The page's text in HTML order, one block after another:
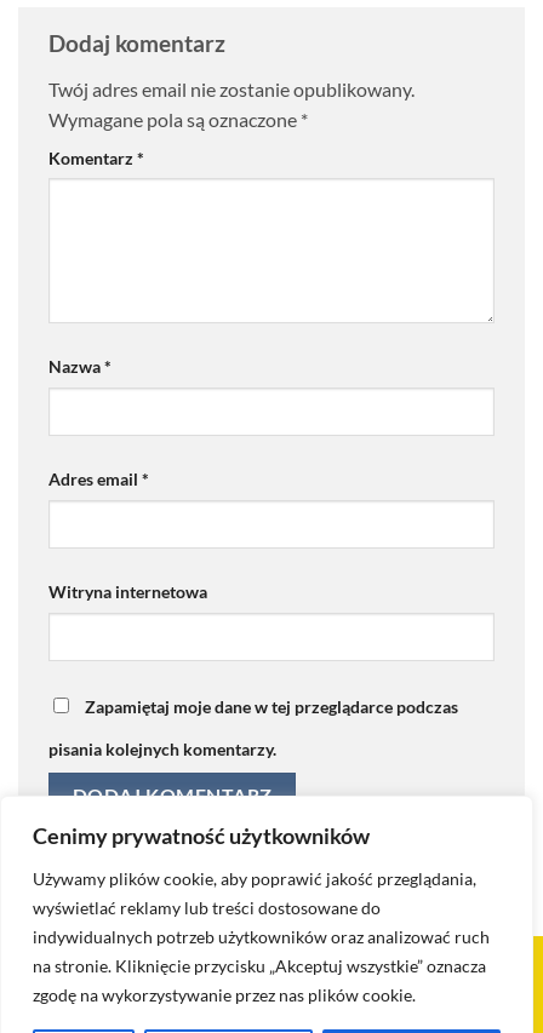
Cenimy prywatność użytkowników
Używamy plików cookie, aby poprawić jakość przeglądania,
wyświetlać reklamy lub treści dostosowane do
indywidualnych potrzeb użytkowników oraz analizować ruch
na stronie. Kliknięcie przycisku „Akceptuj wszystkie” oznacza
zgodę na wykorzystywanie przez nas plików cookie.
Dodaj komentarz
Twój adres email nie zostanie opublikowany.
Wymagane pola są oznaczone *
Komentarz*
Nazwa*
Adres email *
Witryna internetowa
Zapamiętaj moje dane w tej przeglądarce podczas
pisania kolejnych komentarzy.
Visa PayPal Stripe MasterCard
Cash